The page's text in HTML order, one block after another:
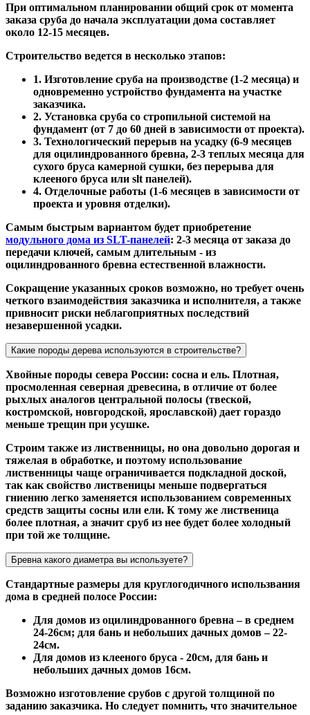
При оптимальном планировании общий срок от момента
заказа сруба до начала эксплуатации дома составляет
около 12-15 месяцев.
Строительство ведется в несколько этапов:
1. Изготовление сруба на производстве (1-2 месяца) и
одновременно устройство фундамента на участке
заказчика.
2. Установка сруба со стропильной системой на
фундамент (от 7 до 60 дней в зависимости от проекта).
3. Технологический перерыв на усадку (6-9 месяцев
для оцилиндрованного бревна, 2-3 теплых месяца для
сухого бруса камерной сушки, без перерыва для
клееного бруса или slt панелей).
4. Отделочные работы (1-6 месяцев в зависимости от
проекта и уровня отделки).
Самым быстрым вариантом будет приобретение
модульного дома из SLT-панелей: 2-3 месяца от заказа до
передачи ключей, самым длительным - из
оцилиндрованного бревна естественной влажности.
Сокращение указанных сроков возможно, но требует очень
четкого взаимодействия заказчика и исполнителя, а также
привносит риски неблагоприятных последствий
незавершенной усадки.
Какие породы дерева используются в строительстве?
Хвойные породы севера России: сосна и ель. Плотная,
просмоленная северная древесина, в отличие от более
рыхлых аналогов центральной полосы (твеской,
костромской, новгородской, ярославской) дает гораздо
меньше трещин при усушке.
Строим также из лиственницы, но она довольно дорогая и
тяжелая в обработке, и поэтому использование
лиственницы чаще ограничивается подкладной доской,
так как свойство лиственицы меньше подвергаться
гниению легко заменяется использованием современных
средств защиты сосны или ели. К тому же лиственица
более плотная, а значит сруб из нее будет более холодный
при той же толщине.
Бревна какого диаметра вы используете?
Стандартные размеры для круглогодичного использвания
дома в средней полосе России:
Для домов из оцилиндрованного бревна – в среднем
24-26см; для бань и небольших дачных домов – 22-
24см.
Для домов из клееного бруса - 20см, для бань и
небольших дачных домов 16см.
Возможно изготовление срубов с другой толщиной по
заданию заказчика. Но следует помнить, что значительное